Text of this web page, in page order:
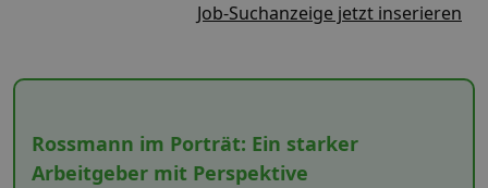
Job-Suchanzeige jetzt inserieren
Rossmann im Porträt: Ein starker
Arbeitgeber mit Perspektive